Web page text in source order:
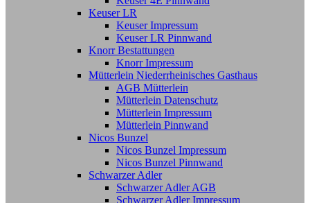
Keuser LR
Keuser Impressum
Keuser LR Pinnwand
Knorr Bestattungen
Knorr Impressum
Mütterlein Niederrheinisches Gasthaus
AGB Mütterlein
Mütterlein Datenschutz
Mütterlein Impressum
Mütterlein Pinnwand
Nicos Bunzel
Nicos Bunzel Impressum
Nicos Bunzel Pinnwand
Schwarzer Adler
Schwarzer Adler AGB
Schwarzer Adler Impressum